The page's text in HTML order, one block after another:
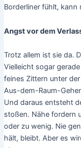
Borderliner fühlt,
Angst vor dem
Trotz allem ist sie da.
Vielleicht sogar
feines Zittern unter
Aus-dem-Raum-
Und daraus entsteht
stoßen. Nähe fordern
oder zu wenig. Nie
hält, bleibt. Aber es